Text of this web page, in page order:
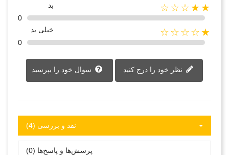
★★☆☆☆
بد
0
★☆☆☆☆
خیلی بد
0
سوال خود را بپرسید
نقد و بررسی‌‌ (4)
پرسش‌ها و پاسخ‌ها (0)